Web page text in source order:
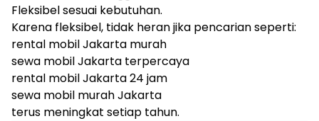
Fleksibel sesuai kebutuhan.
Karena fleksibel, tidak heran jika pencarian seperti:
rental mobil Jakarta murah
sewa mobil Jakarta terpercaya
rental mobil Jakarta 24 jam
sewa mobil murah Jakarta
terus meningkat setiap tahun.